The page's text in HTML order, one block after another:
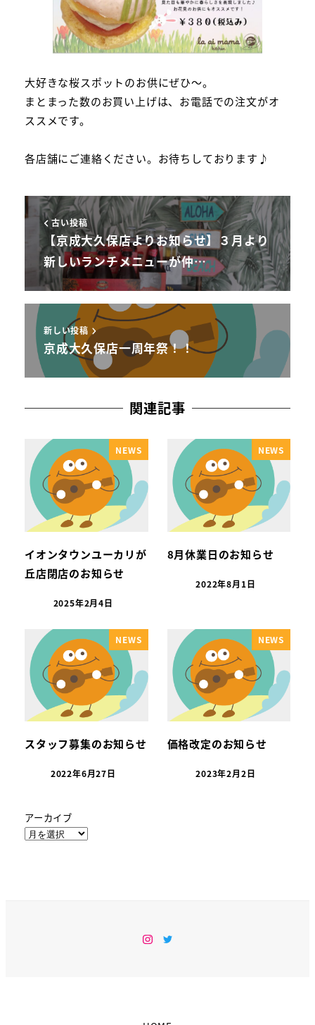
大好きな桜スポットのお供にぜひ～。
まとまった数のお買い上げは、お電話での注文がオ
ススメです。
各店舗にご連絡ください。お待ちしております♪
古い投稿
【京成大久保店よりお知らせ】３月より
新しいランチメニューが仲…
新しい投稿
京成大久保店一周年祭！！
関連記事
NEWS
イオンタウンユーカリが
丘店閉店のお知らせ
2025年2月4日
NEWS
8月休業日のお知らせ
2022年8月1日
NEWS
スタッフ募集のお知らせ
2022年6月27日
NEWS
価格改定のお知らせ
2023年2月2日
アーカイブ
Instagram
Twitter